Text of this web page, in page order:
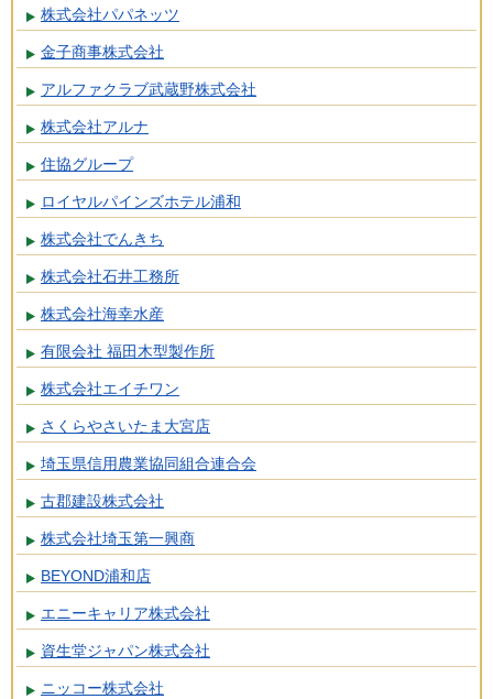
株式会社パパネッツ
金子商事株式会社
アルファクラブ武蔵野株式会社
株式会社アルナ
住協グループ
ロイヤルパインズホテル浦和
株式会社でんきち
株式会社石井工務所
株式会社海幸水産
有限会社 福田木型製作所
株式会社エイチワン
さくらやさいたま大宮店
埼玉県信用農業協同組合連合会
古郡建設株式会社
株式会社埼玉第一興商
BEYOND浦和店
エニーキャリア株式会社
資生堂ジャパン株式会社
ニッコー株式会社